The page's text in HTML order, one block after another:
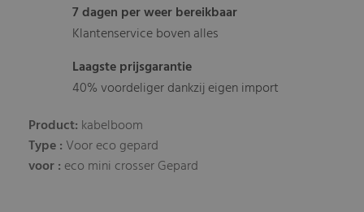
7 dagen per weer bereikbaar
Klantenservice boven alles
Laagste prijsgarantie
40% voordeliger dankzij eigen import
Product: kabelboom
Type : Voor eco gepard
voor : eco mini crosser Gepard